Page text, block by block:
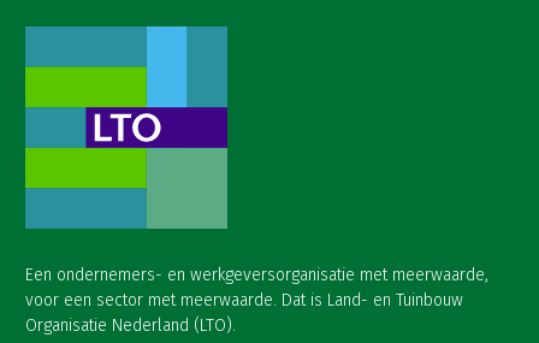
Een ondernemers- en werkgeversorganisatie met meerwaarde,
voor een sector met meerwaarde. Dat is Land- en Tuinbouw
Organisatie Nederland (LTO).